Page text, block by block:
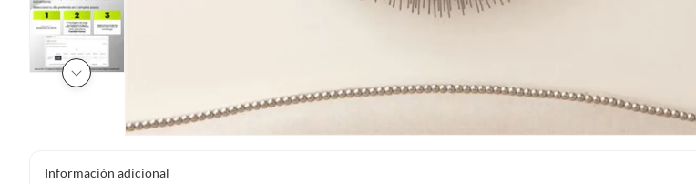
Información adicional